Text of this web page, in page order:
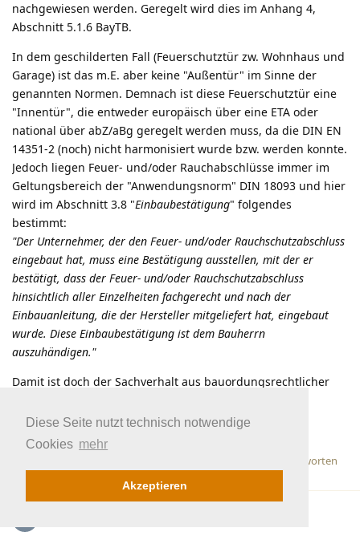
Diese Seite nutzt technisch notwendige
Cookies mehr
Akzeptieren
nachgewiesen werden. Geregelt wird dies im Anhang 4,
Abschnitt 5.1.6 BayTB.
In dem geschilderten Fall (Feuerschutztür zw. Wohnhaus und
Garage) ist das m.E. aber keine "Außentür" im Sinne der
genannten Normen. Demnach ist diese Feuerschutztür eine
"Innentür", die entweder europäisch über eine ETA oder
national über abZ/aBg geregelt werden muss, da die DIN EN
14351-2 (noch) nicht harmonisiert wurde bzw. werden konnte.
Jedoch liegen Feuer- und/oder Rauchabschlüsse immer im
Geltungsbereich der "Anwendungsnorm" DIN 18093 und hier
wird im Abschnitt 3.8 "Einbaubestätigung" folgendes
bestimmt:
"Der Unternehmer, der den Feuer- und/oder Rauchschutzabschluss
eingebaut hat, muss eine Bestätigung ausstellen, mit der er
bestätigt, dass der Feuer- und/oder Rauchschutzabschluss
hinsichtlich aller Einzelheiten fachgerecht und nach der
Einbauanleitung, die der Hersteller mitgeliefert hat, eingebaut
wurde. Diese Einbaubestätigung ist dem Bauherrn
auszuhändigen."
Damit ist doch der Sachverhalt aus bauordungsrechtlicher
MkG, R.Witzl
Antworten